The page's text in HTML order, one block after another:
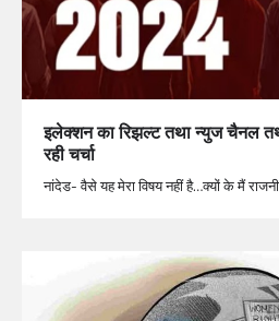
इलेक्शन का रिझल्ट तथा न्युज चैनल
रही चर्चा
नांदेड- वैसे यह मेरा विषय नहीं है…क्यों के मैं